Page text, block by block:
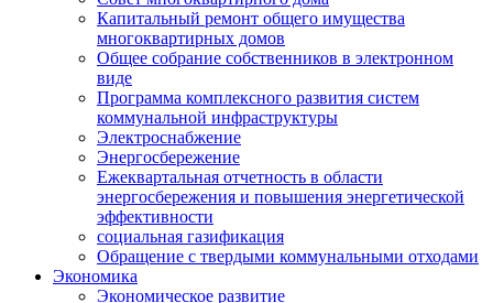
Капитальный ремонт общего имущества
многоквартирных домов
Общее собрание собственников в электронном
виде
Программа комплексного развития систем
коммунальной инфраструктуры
Электроснабжение
Энергосбережение
Ежеквартальная отчетность в области
энергосбережения и повышения энергетической
эффективности
социальная газификация
Обращение с твердыми коммунальными отходами
Экономика
Экономическое развитие